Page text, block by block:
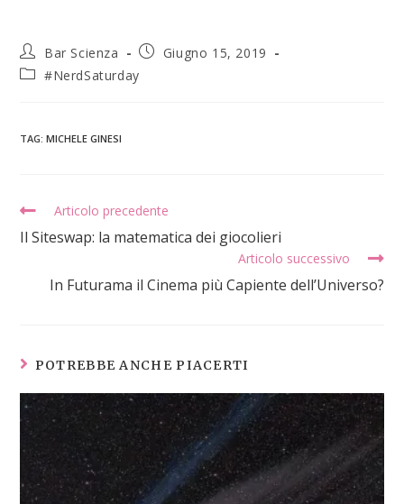
Bar Scienza
Giugno 15, 2019
#NerdSaturday
TAG:MICHELE GINESI
Articolo precedente
Il Siteswap: la matematica dei giocolieri
Articolo successivo
In Futurama il Cinema più Capiente dell’Universo?
POTREBBE ANCHE PIACERTI